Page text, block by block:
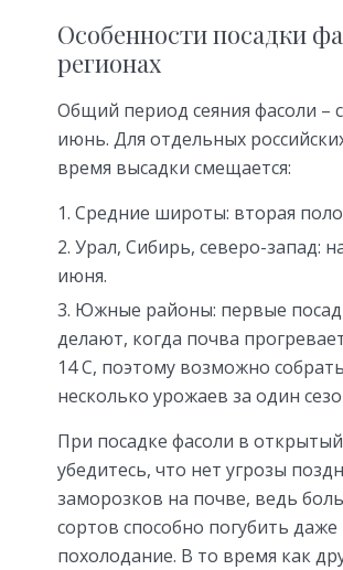
Особенности посадки
регионах
Общий период сеяния фасоли –
июнь. Для отдельных
время высадки смещается:
Средние широты: вторая
Урал, Сибирь, северо-запад:
июня.
Южные районы: первые
делают, когда почва
14 С, поэтому возможно собрать
несколько урожаев за один
При посадке фасоли в
убедитесь, что нет угрозы
заморозков на почве, ведь
сортов способно погубить даже
похолодание. В то время как